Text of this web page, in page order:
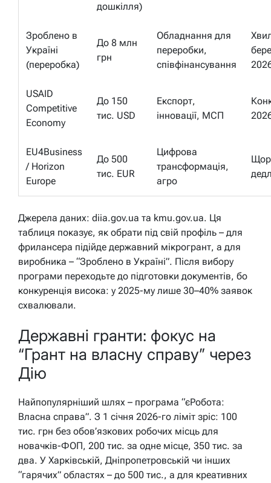
дошкілля)
Зроблено в
Україні
(переробка)
До 8 млн
грн
Обладнання для
переробки,
співфінансування
USAID
Competitive
Economy
До 150
тис. USD
Експорт,
інновації, МСП
EU4Business
/ Horizon
Europe
До 500
тис. EUR
Цифрова
трансформація,
агро
Джерела даних: diia.gov.ua та kmu.gov.ua. Ця
таблиця показує, як обрати під свій профіль – для
фрилансера підійде державний мікрогрант, а для
виробника – “Зроблено в Україні”. Після вибору
програми переходьте до підготовки документів, бо
конкуренція висока: у 2025-му лише 30–40% заявок
схвалювали.
Державні гранти: фокус на
“Грант на власну справу” через
Дію
Найпопулярніший шлях – програма “єРобота:
Власна справа”. З 1 січня 2026-го ліміт зріс: 100
тис. грн без обов’язкових робочих місць для
новачків-ФОП, 200 тис. за одне місце, 350 тис. за
два. У Харківській, Дніпропетровській чи інших
“гарячих” областях – до 500 тис., а для креативних